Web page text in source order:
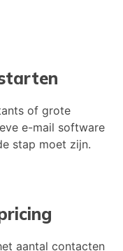
of grote
e-mail software
stap moet zijn.
aantal contacten